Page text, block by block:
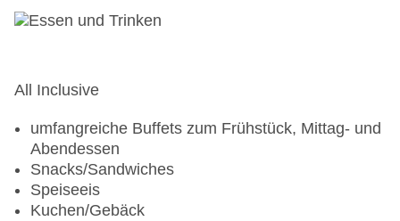
All Inclusive
umfangreiche Buffets zum Frühstück, Mittag- und
Abendessen
Snacks/Sandwiches
Speiseeis
Kuchen/Gebäck